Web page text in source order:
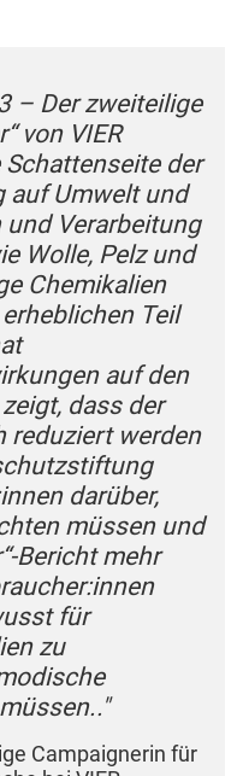
– Der zweiteilige
von VIER
Schattenseite der
auf Umwelt und
und Verarbeitung
Wolle, Pelz und
Chemikalien
Teil
auf den
dass der
reduziert werden
darüber,
müssen und
Bericht mehr
für
zu
Campaignerin für